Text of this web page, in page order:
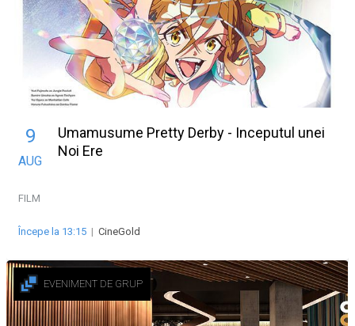
9
AUG
Umamusume Pretty Derby - Inceputul unei
Noi Ere
FILM
Începe la 13:15 | CineGold
EVENIMENT DE GRUP